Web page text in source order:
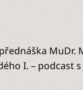
MuDr.
I. – podcast